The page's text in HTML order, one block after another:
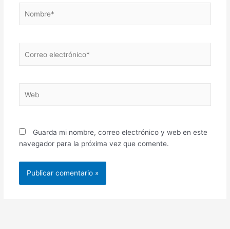
electrónico*
Guarda mi nombre, correo electrónico y web en este
navegador para la próxima vez que comente.